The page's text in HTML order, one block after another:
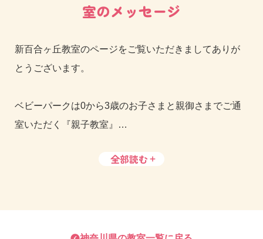
室のメッセージ
新百合ヶ丘教室のページをご覧いただきましてありが
とうございます。
ベビーパークは0から3歳のお子さまと親御さまでご通
室いただく『親子教室』
お子さまの発達に合わせたアクティビティと育児相談
全部読む